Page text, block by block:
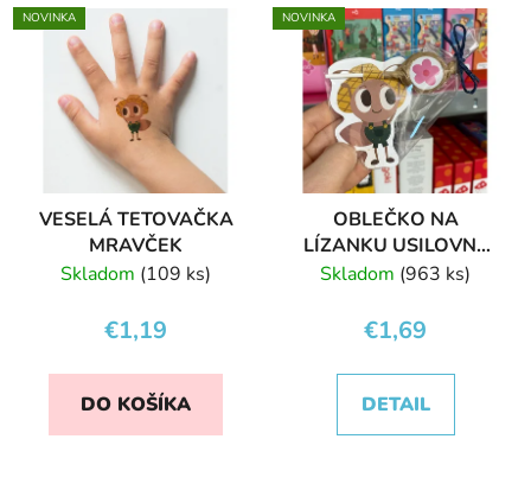
NOVINKA
VESELÁ TETOVAČKA
MRAVČEK
Skladom (109 ks)
€1,19
DO KOŠÍKA
NOVINKA
OBLEČKO NA
LÍZANKU USILOVNÝ
MRAVČEK
Skladom (963 ks)
€1,69
DETAIL